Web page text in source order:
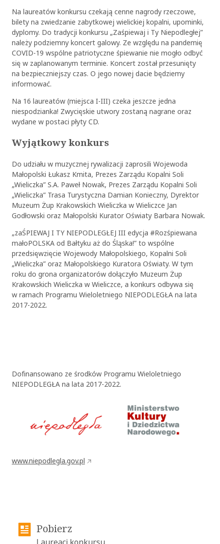
Na laureatów konkursu czekają cenne nagrody rzeczowe,
bilety na zwiedzanie zabytkowej wielickiej kopalni, upominki,
dyplomy. Do tradycji konkursu „Zaśpiewaj i Ty Niepodległej”
należy podziemny koncert galowy. Ze względu na pandemię
COVID-19 wspólne patriotyczne śpiewanie nie mogło odbyć
się w zaplanowanym terminie. Koncert został przesunięty
na bezpieczniejszy czas. O jego nowej dacie będziemy
informować.
Na 16 laureatów (miejsca I-III) czeka jeszcze jedna
niespodzianka! Zwycięskie utwory zostaną nagrane oraz
wydane w postaci płyty CD.
Wyjątkowy konkurs
Do udziału w muzycznej rywalizacji zaprosili Wojewoda
Małopolski Łukasz Kmita, Prezes Zarządu Kopalni Soli
„Wieliczka” S.A. Paweł Nowak, Prezes Zarządu Kopalni Soli
„Wieliczka” Trasa Turystyczna Damian Konieczny, Dyrektor
Muzeum Żup Krakowskich Wieliczka w Wieliczce Jan
Godłowski oraz Małopolski Kurator Oświaty Barbara Nowak.
„zaŚPIEWAJ I TY NIEPODLEGŁEJ III edycja #Rozśpiewana
małoPOLSKA od Bałtyku aż do Śląska!” to wspólne
przedsięwzięcie Wojewody Małopolskiego, Kopalni Soli
„Wieliczka” oraz Małopolskiego Kuratora Oświaty. W tym
roku do grona organizatorów dołączyło Muzeum Żup
Krakowskich Wieliczka w Wieliczce, a konkurs odbywa się
w ramach Programu Wieloletniego NIEPODLEGŁA na lata
2017-2022.
Dofinansowano ze środków Programu Wieloletniego
NIEPODLEGŁA na lata 2017-2022.
www.niepodlegla.gov.pl
Pobierz